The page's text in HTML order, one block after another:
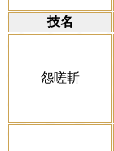
技名
怨嗟斬